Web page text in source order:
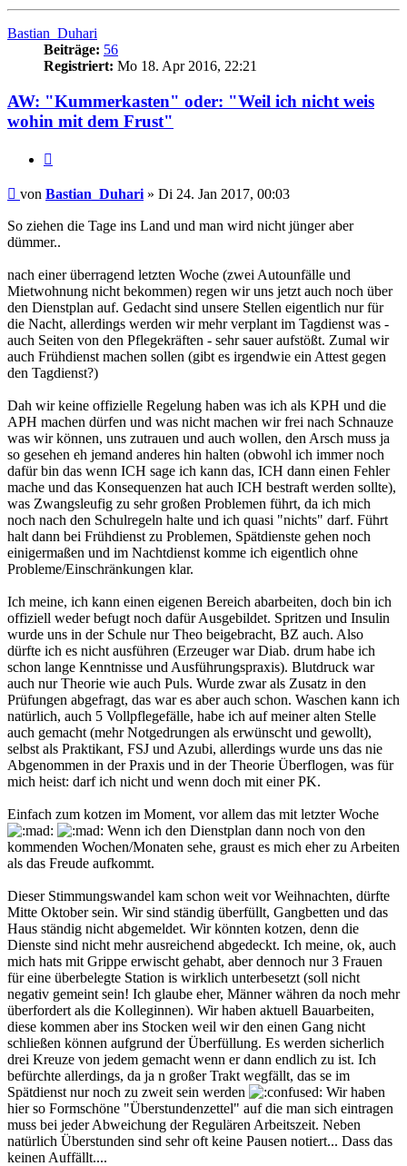
Bastian_Duhari
Beiträge: 56
Registriert: Mo 18. Apr 2016, 22:21
AW: "Kummerkasten" oder: "Weil ich nicht weis
wohin mit dem Frust"
Beitrag
von Bastian_Duhari » Di 24. Jan 2017, 00:03
So ziehen die Tage ins Land und man wird nicht jünger aber
dümmer..
nach einer überragend letzten Woche (zwei Autounfälle und
Mietwohnung nicht bekommen) regen wir uns jetzt auch noch über
den Dienstplan auf. Gedacht sind unsere Stellen eigentlich nur für
die Nacht, allerdings werden wir mehr verplant im Tagdienst was -
auch Seiten von den Pflegekräften - sehr sauer aufstößt. Zumal wir
auch Frühdienst machen sollen (gibt es irgendwie ein Attest gegen
den Tagdienst?)
Dah wir keine offizielle Regelung haben was ich als KPH und die
APH machen dürfen und was nicht machen wir frei nach Schnauze
was wir können, uns zutrauen und auch wollen, den Arsch muss ja
so gesehen eh jemand anderes hin halten (obwohl ich immer noch
dafür bin das wenn ICH sage ich kann das, ICH dann einen Fehler
mache und das Konsequenzen hat auch ICH bestraft werden sollte),
was Zwangsleufig zu sehr großen Problemen führt, da ich mich
noch nach den Schulregeln halte und ich quasi "nichts" darf. Führt
halt dann bei Frühdienst zu Problemen, Spätdienste gehen noch
einigermaßen und im Nachtdienst komme ich eigentlich ohne
Probleme/Einschränkungen klar.
Ich meine, ich kann einen eigenen Bereich abarbeiten, doch bin ich
offiziell weder befugt noch dafür Ausgebildet. Spritzen und Insulin
wurde uns in der Schule nur Theo beigebracht, BZ auch. Also
dürfte ich es nicht ausführen (Erzeuger war Diab. drum habe ich
schon lange Kenntnisse und Ausführungspraxis). Blutdruck war
auch nur Theorie wie auch Puls. Wurde zwar als Zusatz in den
Prüfungen abgefragt, das war es aber auch schon. Waschen kann ich
natürlich, auch 5 Vollpflegefälle, habe ich auf meiner alten Stelle
auch gemacht (mehr Notgedrungen als erwünscht und gewollt),
selbst als Praktikant, FSJ und Azubi, allerdings wurde uns das nie
Abgenommen in der Praxis und in der Theorie Überflogen, was für
mich heist: darf ich nicht und wenn doch mit einer PK.
Einfach zum kotzen im Moment, vor allem das mit letzter Woche
Wenn ich den Dienstplan dann noch von den
kommenden Wochen/Monaten sehe, graust es mich eher zu Arbeiten
als das Freude aufkommt.
Dieser Stimmungswandel kam schon weit vor Weihnachten, dürfte
Mitte Oktober sein. Wir sind ständig überfüllt, Gangbetten und das
Haus ständig nicht abgemeldet. Wir könnten kotzen, denn die
Dienste sind nicht mehr ausreichend abgedeckt. Ich meine, ok, auch
mich hats mit Grippe erwischt gehabt, aber dennoch nur 3 Frauen
für eine überbelegte Station is wirklich unterbesetzt (soll nicht
negativ gemeint sein! Ich glaube eher, Männer währen da noch mehr
überfordert als die Kolleginnen). Wir haben aktuell Bauarbeiten,
diese kommen aber ins Stocken weil wir den einen Gang nicht
schließen können aufgrund der Überfüllung. Es werden sicherlich
drei Kreuze von jedem gemacht wenn er dann endlich zu ist. Ich
befürchte allerdings, da ja n großer Trakt wegfällt, das se im
Spätdienst nur noch zu zweit sein werden
Wir haben
hier so Formschöne "Überstundenzettel" auf die man sich eintragen
muss bei jeder Abweichung der Regulären Arbeitszeit. Neben
natürlich Überstunden sind sehr oft keine Pausen notiert... Dass das
keinen Auffällt....